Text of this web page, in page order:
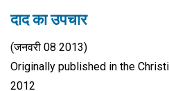
दाद का उपचार
(जनवरी 08 2013)
Originally published in the
2012